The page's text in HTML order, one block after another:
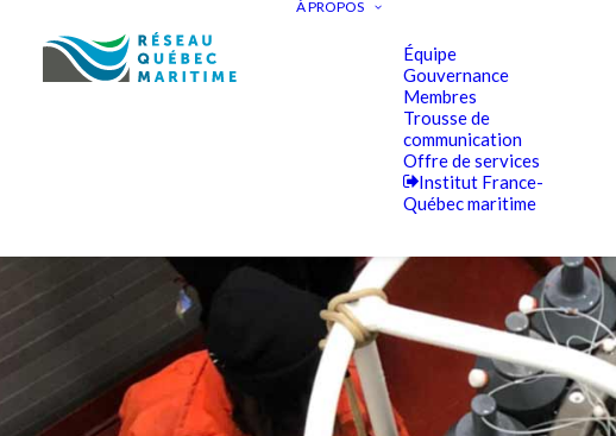
À PROPOS
Équipe
Gouvernance
Membres
Trousse de
communication
Offre de services
Institut France-
Québec maritime